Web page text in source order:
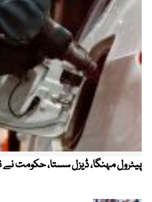
پیٹرول مہنگا، ڈیزل سستا، حکومت نے